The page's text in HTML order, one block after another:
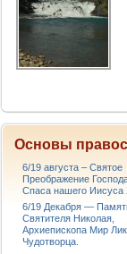
Основы
6/19 августа – Святое
Преображение
Спаса нашего Иисуса
6/19 Декабря —
Святителя Николая,
Архиепископа Мир
Чудотворца.